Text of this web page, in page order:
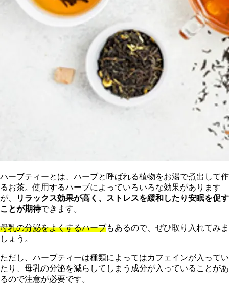
ハーブティーとは、ハーブと呼ばれる植物をお湯で煮出して作
るお茶。使用するハーブによっていろいろな効果があります
が、
リラックス効果が高く、ストレスを緩和したり安眠を促す
ことが期待できます。
母乳の分泌をよくするハーブもあるので、ぜひ取り入れてみま
しょう。
ただし、ハーブティーは種類によってはカフェインが入ってい
たり、母乳の分泌を減らしてしまう成分が入っていることがあ
るので注意が必要です。